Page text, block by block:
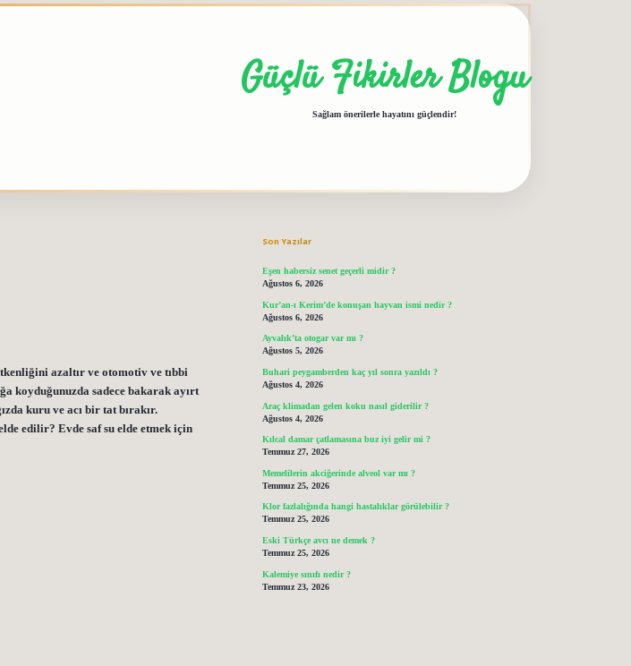
Güçlü Fikirler Blogu
Sağlam önerilerle hayatını güçlendir!
azaltır ve otomotiv ve tıbbi
koyduğunuzda sadece bakarak ayırt
kuru ve acı bir tat bırakır.
edilir? Evde saf su elde etmek için
Son Yazılar
Eşen habersiz senet geçerli midir ?
Ağustos 6, 2026
Kur’an-ı Kerim’de konuşan hayvan ismi nedir ?
Ağustos 6, 2026
Ayvalık’ta otogar var mı ?
Ağustos 5, 2026
Buhari peygamberden kaç yıl sonra yazıldı ?
Ağustos 4, 2026
Araç klimadan gelen koku nasıl giderilir ?
Ağustos 4, 2026
Kılcal damar çatlamasına buz iyi gelir mi ?
Temmuz 27, 2026
Memelilerin akciğerinde alveol var mı ?
Temmuz 25, 2026
Klor fazlalığında hangi hastalıklar görülebilir ?
Temmuz 25, 2026
Eski Türkçe avcı ne demek ?
Temmuz 25, 2026
Kalemiye sınıfı nedir ?
Temmuz 23, 2026